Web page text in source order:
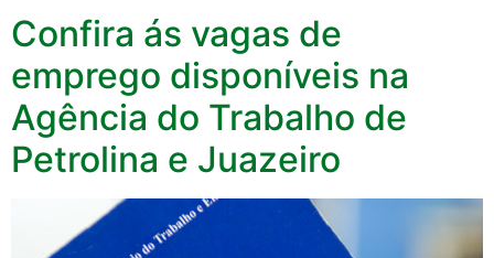
Confira ás vagas de
emprego disponíveis na
Agência do Trabalho de
Petrolina e Juazeiro